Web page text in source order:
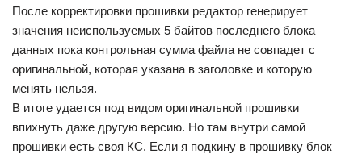
После корректировки прошивки редактор генерирует
значения неиспользуемых 5 байтов последнего блока
данных пока контрольная сумма файла не совпадет с
оригинальной, которая указана в заголовке и которую
менять нельзя.
В итоге удается под видом оригинальной прошивки
впихнуть даже другую версию. Но там внутри самой
прошивки есть своя КС. Если я подкину в прошивку блок